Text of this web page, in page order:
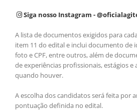
Siga nosso Instagram -
A lista de documentos exigidos para
item 11 do edital e inclui documento de
foto e CPF, entre outros, além de
de experiências profissionais, estágios e
quando houver.
A escolha dos candidatos será feita por
pontuação definida no edital.